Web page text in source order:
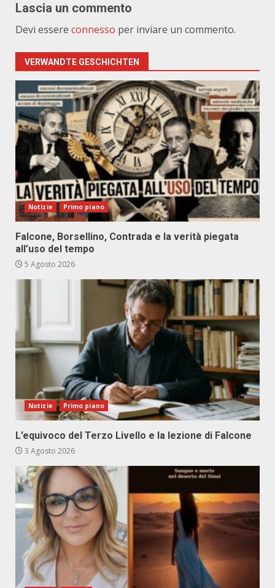
Lascia un commento
Devi essere connesso per inviare un commento.
VERWANDTE GESCHICHTEN
Notizie Primo piano
Falcone, Borsellino, Contrada e la verità piegata
all’uso del tempo
5 Agosto 2026
Notizie Primo piano
L’equivoco del Terzo Livello e la lezione di Falcone
3 Agosto 2026